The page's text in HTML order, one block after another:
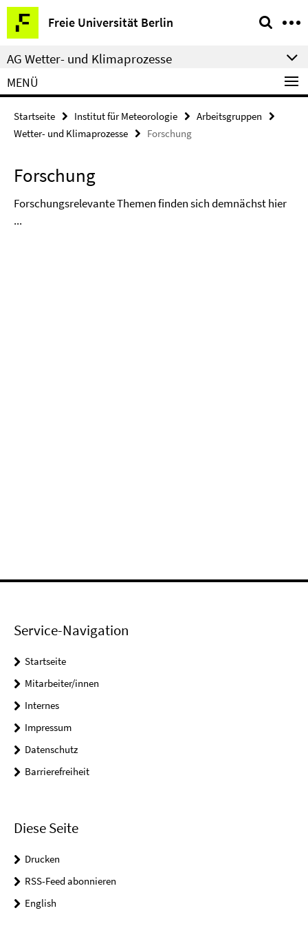
Springe
direkt
zu
Inhalt
Freie Universität Berlin
Service-
Navigation
AG Wetter- und Klimaprozesse
MENÜ
Startseite Institut für Meteorologie
Arbeitsgruppen
Wetter- und Klimaprozesse
Forschung
Forschung
Forschungsrelevante Themen finden sich demnächst hier
...
Service-Navigation
Startseite
Mitarbeiter/innen
Internes
Impressum
Datenschutz
Barrierefreiheit
Diese Seite
Drucken
RSS-Feed abonnieren
English